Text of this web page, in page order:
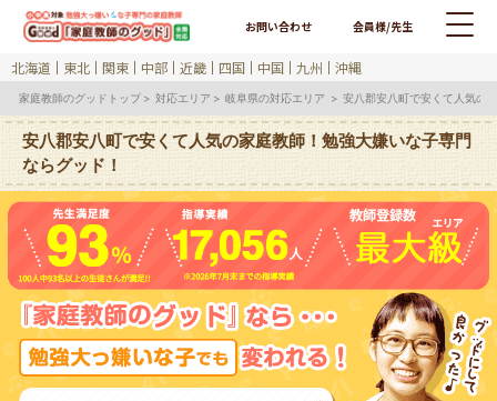
お問い合わせ 会員様/先生
北海道 東北 関東 中部 近畿 四国 中国 九州 沖縄
家庭教師のグッドトップ 対応エリア 岐阜県の対応エリア 安八郡安八町で安くて人気の
安八郡安八町で安くて人気の家庭教師！勉強大嫌いな子専門
ならグッド！